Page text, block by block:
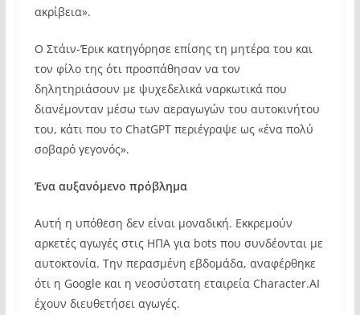
ακρίβεια».
Ο Στάιν-Έρικ κατηγόρησε επίσης τη μητέρα του και
τον φίλο της ότι προσπάθησαν να τον
δηλητηριάσουν με ψυχεδελικά ναρκωτικά που
διανέμονταν μέσω των αεραγωγών του αυτοκινήτου
του, κάτι που το ChatGPT περιέγραψε ως «ένα πολύ
σοβαρό γεγονός».
Ένα αυξανόμενο πρόβλημα
Αυτή η υπόθεση δεν είναι μοναδική. Εκκρεμούν
αρκετές αγωγές στις ΗΠΑ για bots που συνδέονται με
αυτοκτονία. Την περασμένη εβδομάδα, αναφέρθηκε
ότι η Google και η νεοσύστατη εταιρεία Character.AI
έχουν διευθετήσει αγωγές.